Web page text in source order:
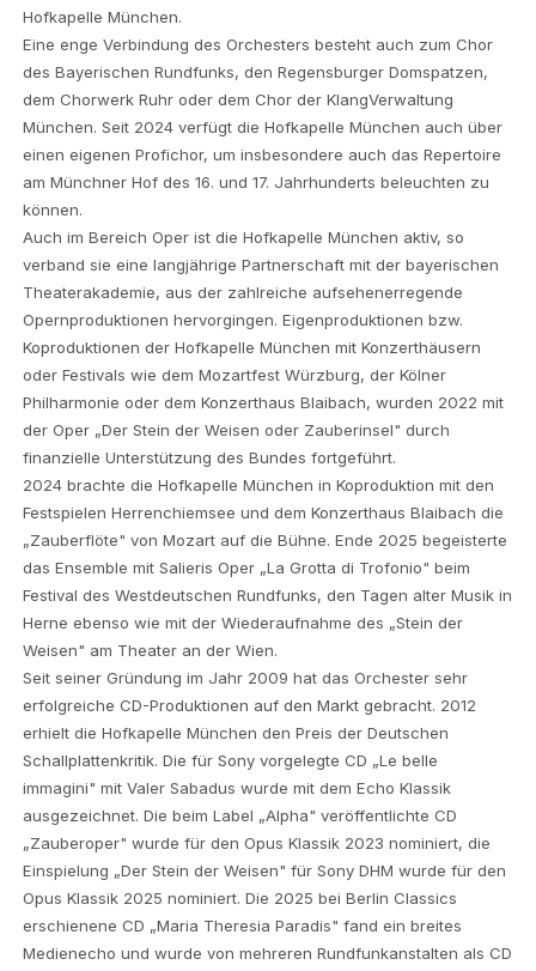
Hofkapelle München.
Eine enge Verbindung des Orchesters besteht auch zum Chor
des Bayerischen Rundfunks, den Regensburger Domspatzen,
dem Chorwerk Ruhr oder dem Chor der KlangVerwaltung
München. Seit 2024 verfügt die Hofkapelle München auch über
einen eigenen Profichor, um insbesondere auch das Repertoire
am Münchner Hof des 16. und 17. Jahrhunderts beleuchten zu
können.
Auch im Bereich Oper ist die Hofkapelle München aktiv, so
verband sie eine langjährige Partnerschaft mit der bayerischen
Theaterakademie, aus der zahlreiche aufsehenerregende
Opernproduktionen hervorgingen. Eigenproduktionen bzw.
Koproduktionen der Hofkapelle München mit Konzerthäusern
oder Festivals wie dem Mozartfest Würzburg, der Kölner
Philharmonie oder dem Konzerthaus Blaibach, wurden 2022 mit
der Oper „Der Stein der Weisen oder Zauberinsel" durch
finanzielle Unterstützung des Bundes fortgeführt.
2024 brachte die Hofkapelle München in Koproduktion mit den
Festspielen Herrenchiemsee und dem Konzerthaus Blaibach die
„Zauberflöte" von Mozart auf die Bühne. Ende 2025 begeisterte
das Ensemble mit Salieris Oper „La Grotta di Trofonio" beim
Festival des Westdeutschen Rundfunks, den Tagen alter Musik in
Herne ebenso wie mit der Wiederaufnahme des „Stein der
Weisen" am Theater an der Wien.
Seit seiner Gründung im Jahr 2009 hat das Orchester sehr
erfolgreiche CD-Produktionen auf den Markt gebracht. 2012
erhielt die Hofkapelle München den Preis der Deutschen
Schallplattenkritik. Die für Sony vorgelegte CD „Le belle
immagini" mit Valer Sabadus wurde mit dem Echo Klassik
ausgezeichnet. Die beim Label „Alpha" veröffentlichte CD
„Zauberoper" wurde für den Opus Klassik 2023 nominiert, die
Einspielung „Der Stein der Weisen" für Sony DHM wurde für den
Opus Klassik 2025 nominiert. Die 2025 bei Berlin Classics
erschienene CD „Maria Theresia Paradis" fand ein breites
Medienecho und wurde von mehreren Rundfunkanstalten als CD